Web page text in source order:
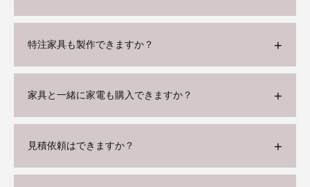
特注家具も製作できますか？
家具と一緒に家電も購入できますか？
見積依頼はできますか？